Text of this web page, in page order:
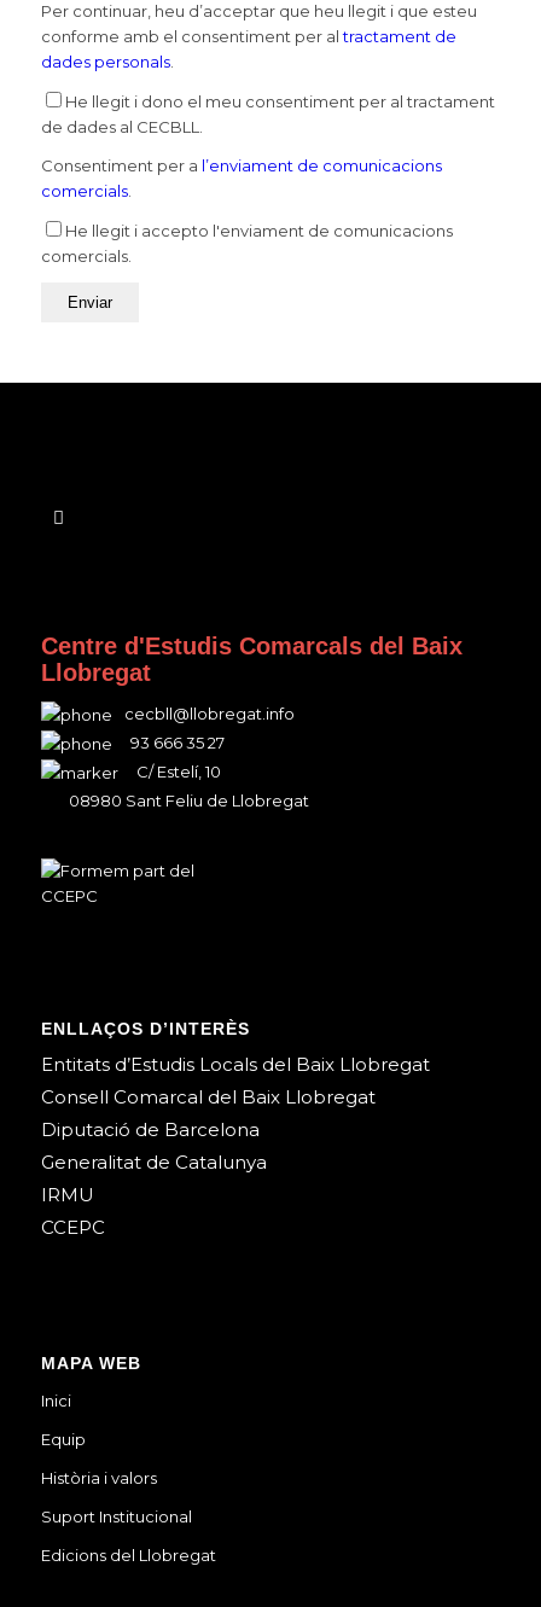
Per continuar, heu d’acceptar que heu llegit i que esteu
conforme amb el consentiment per altractament de
dades personals.
He llegit i dono el meu consentiment per al tractament
de dades al CECBLL.
Consentiment per a l’enviament de comunicacions
comercials.
He llegit i accepto l'enviament de comunicacions
comercials.
Centre d'Estudis Comarcals del Baix
Llobregat
cecbll@llobregat.info
93 666 35 27
C/ Estelí, 10
08980 Sant Feliu de Llobregat
ENLLAÇOS D’INTERÈS
Entitats d’Estudis Locals del Baix Llobregat
Consell Comarcal del Baix Llobregat
Diputació de Barcelona
Generalitat de Catalunya
IRMU
CCEPC
MAPA WEB
Inici
Equip
Història i valors
Suport Institucional
Edicions del Llobregat